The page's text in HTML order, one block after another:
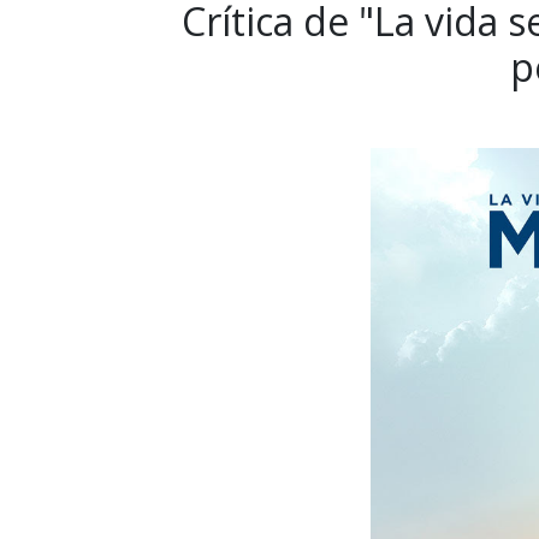
Crítica de "La vida